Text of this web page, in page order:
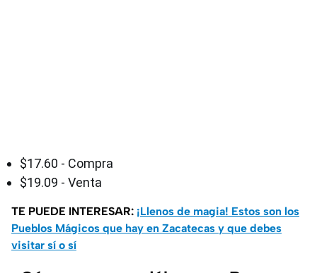
$17.60 - Compra
$19.09 - Venta
TE PUEDE INTERESAR: ¡Llenos de magia! Estos son los
Pueblos Mágicos que hay en Zacatecas y que debes
visitar sí o sí